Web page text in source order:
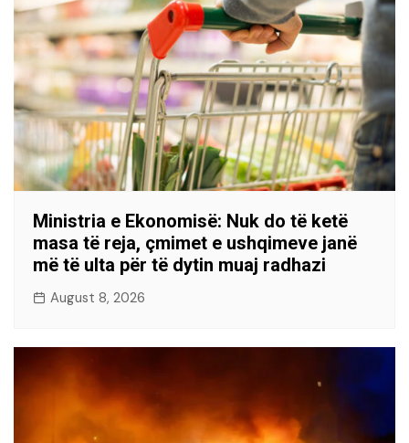
Ministria e Ekonomisë: Nuk do të ketë
masa të reja, çmimet e ushqimeve janë
më të ulta për të dytin muaj radhazi
August 8, 2026